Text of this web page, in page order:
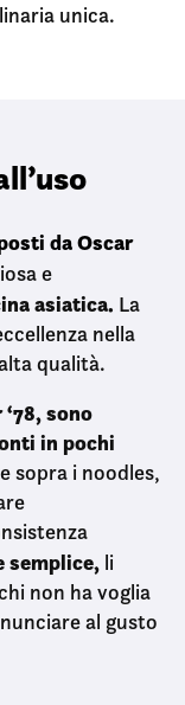
unica.
da Oscar
e
asiatica. La
nella
qualità.
sono
in pochi
sopra i noodles,
semplice, li
non ha voglia
al gusto